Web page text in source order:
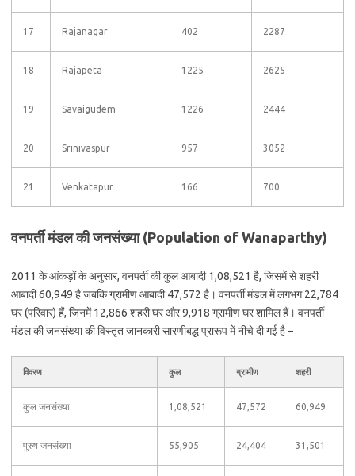
17 Rajanagar 402 2287
18 Rajapeta 1225 2625
19 Savaigudem 1226 2444
20 Srinivaspur 957 3052
21 Venkatapur 166 700
वनपर्ती मंडल की जनसंख्या (Population of Wanaparthy)
2011 के आंकड़ों के अनुसार, वनपर्ती की कुल आबादी 1,08,521 है, जिसमें से शहरी
आबादी 60,949 है जबकि ग्रामीण आबादी 47,572 है। वनपर्ती मंडल में लगभग 22,784
घर (परिवार) हैं, जिनमें 12,866 शहरी घर और 9,918 ग्रामीण घर शामिल हैं। वनपर्ती
मंडल की जनसंख्या की विस्तृत जानकारी सारणीबद्ध प्रारूप में नीचे दी गई है –
विवरण कुल ग्रामीण शहरी
कुल जनसंख्या 1,08,521 47,572 60,949
पुरुष जनसंख्या 55,905 24,404 31,501